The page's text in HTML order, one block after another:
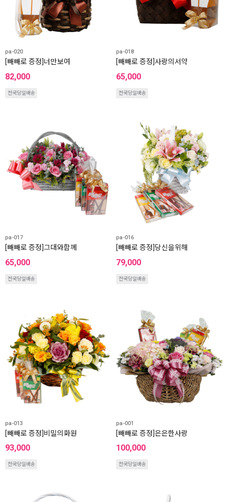
pa-020
[빼빼로 증정]너만보여
82,000
전국당일배송
pa-018
[빼빼로 증정]사랑의서약
65,000
전국당일배송
pa-017
[빼빼로 증정]그대와함께
65,000
전국당일배송
pa-016
[빼빼로 증정]당신을위해
79,000
전국당일배송
pa-013
[빼빼로 증정]비밀의화원
93,000
전국당일배송
pa-001
[빼빼로 증정]은은한사랑
100,000
전국당일배송